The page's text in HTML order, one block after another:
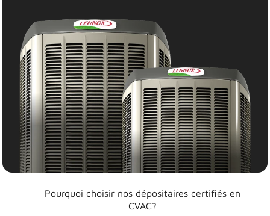
Pourquoi choisir nos dépositaires certifiés en
CVAC?